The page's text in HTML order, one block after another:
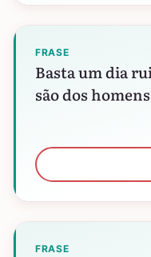
FRASE
Basta um dia
são dos
FRASE